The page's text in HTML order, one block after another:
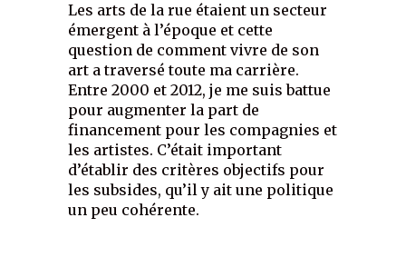
Les arts de la rue étaient un secteur
émergent à l’époque et cette
question de comment vivre de son
art a traversé toute ma carrière.
Entre 2000 et 2012, je me suis battue
pour augmenter la part de
financement pour les compagnies et
les artistes. C’était important
d’établir des critères objectifs pour
les subsides, qu’il y ait une politique
un peu cohérente.